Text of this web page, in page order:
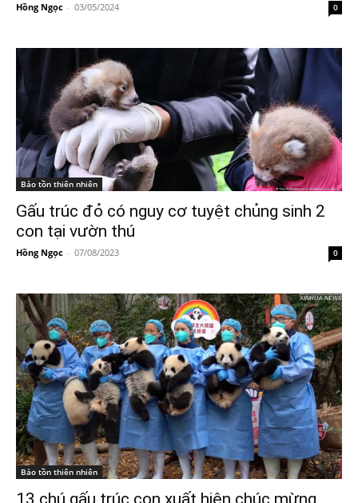
Hồng Ngọc - 03/05/2024 0
Bảo tồn thiên nhiên
Gấu trúc đỏ có nguy cơ tuyệt chủng sinh 2
con tại vườn thú
Hồng Ngọc - 07/08/2023 0
Bảo tồn thiên nhiên
13 chú gấu trúc con xuất hiện chúc mừng